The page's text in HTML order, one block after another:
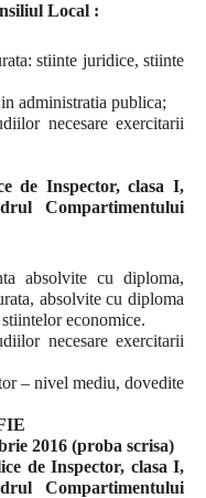
Local :
stiinte juridice, stiinte
administratia publica;
necesare exercitarii
de Inspector, clasa I,
Compartimentului
absolvite cu diploma,
absolvite cu diploma
economice.
necesare exercitarii
– nivel mediu, dovedite
2016 (proba scrisa)
de Inspector, clasa I,
Compartimentului